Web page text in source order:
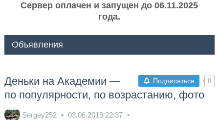
Сервер оплачен и запущен до 06.11.2025
года.
Объявления
Подписаться 0
Деньки на Академии —
по популярности, по возрастанию, фото
Sergey252 03.06.2019 22:37